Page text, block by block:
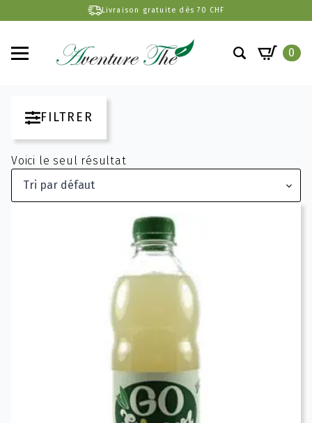
Livraison gratuite dès 70 CHF
0
FILTRER
Voici le seul résultat